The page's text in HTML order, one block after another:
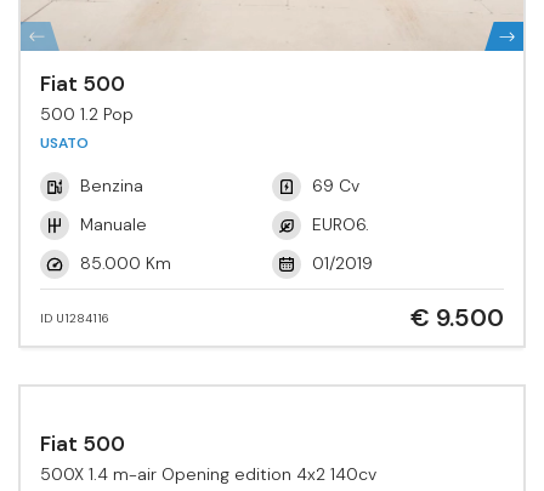
Fiat 500
500 1.2 Pop
USATO
Benzina
69 Cv
Manuale
EURO6.
85.000 Km
01/2019
ID U1284116 € 9.500
Fiat 500
500X 1.4 m-air Opening edition 4x2 140cv